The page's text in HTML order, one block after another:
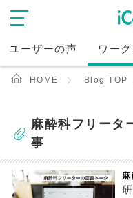
ユーザーの声 ワー
HOME Blog TOP
麻酔科フリータ
事